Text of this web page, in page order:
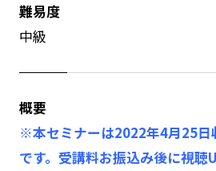
難易度
中級
概要
※本セミナーは2022年4月25日
です。受講料お振込み後に視聴